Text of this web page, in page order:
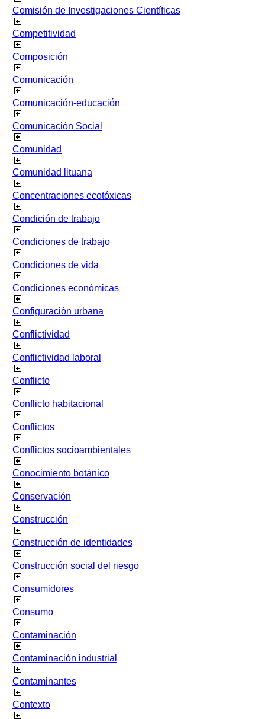
Comisión de Investigaciones Científicas
Competitividad
Composición
Comunicación
Comunicación-educación
Comunicación Social
Comunidad
Comunidad lituana
Concentraciones ecotóxicas
Condición de trabajo
Condiciones de trabajo
Condiciones de vida
Condiciones económicas
Configuración urbana
Conflictividad
Conflictividad laboral
Conflicto
Conflicto habitacional
Conflictos
Conflictos socioambientales
Conocimiento botánico
Conservación
Construcción
Construcción de identidades
Construcción social del riesgo
Consumidores
Consumo
Contaminación
Contaminación industrial
Contaminantes
Contexto